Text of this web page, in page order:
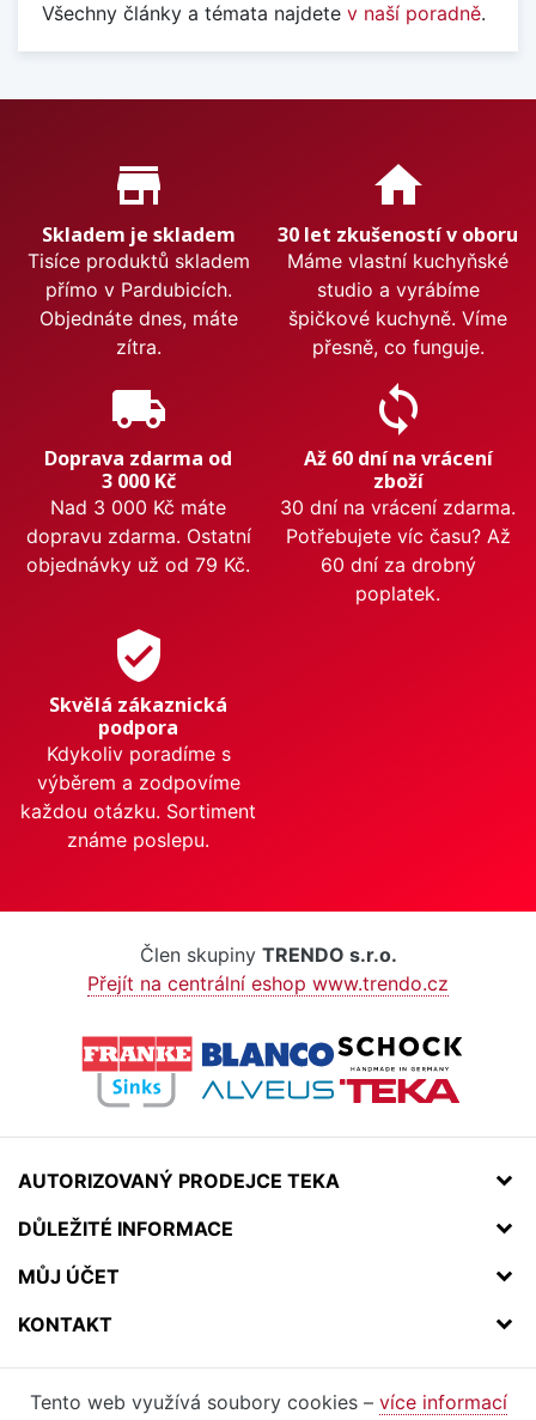
Všechny články a témata najdete v naší poradně.
Proč nakupovat u nás?
store_mall_directory
Skladem je skladem
Tisíce produktů skladem
přímo v Pardubicích.
Objednáte dnes, máte
zítra.
home
30 let zkušeností v oboru
Máme vlastní kuchyňské
studio a vyrábíme
špičkové kuchyně. Víme
přesně, co funguje.
local_shipping
Doprava zdarma od
3 000 Kč
Nad 3 000 Kč máte
dopravu zdarma. Ostatní
objednávky už od 79 Kč.
sync
Až 60 dní na vrácení
zboží
30 dní na vrácení zdarma.
Potřebujete víc času? Až
60 dní za drobný
poplatek.
verified_user
Skvělá zákaznická
podpora
Kdykoliv poradíme s
výběrem a zodpovíme
každou otázku. Sortiment
známe poslepu.
Člen skupiny TRENDO s.r.o.
Přejít na centrální eshop www.trendo.cz
AUTORIZOVANÝ PRODEJCE TEKA
DŮLEŽITÉ INFORMACE
MŮJ ÚČET
KONTAKT
Tento web využívá soubory cookies – více informací